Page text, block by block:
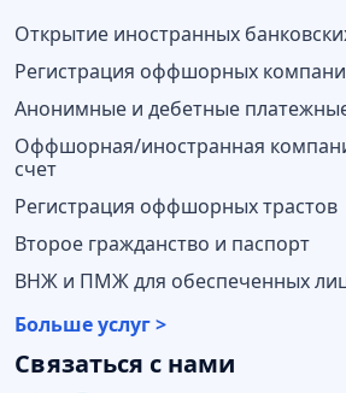
Открытие иностранных
Регистрация оффшорных
Анонимные и дебетные
Оффшорная/иностранная
счет
Регистрация оффшорных трастов
Второе гражданство и паспорт
ВНЖ и ПМЖ для обеспеченных
Больше услуг >
Связаться с нами